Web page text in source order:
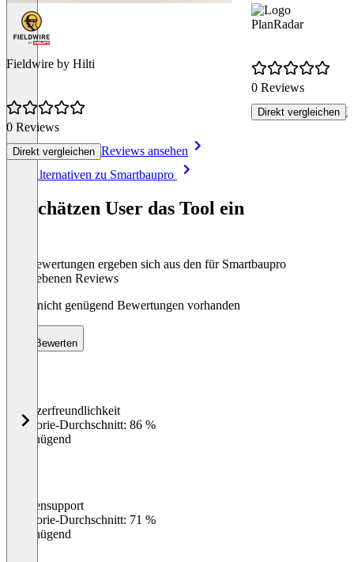
Fieldwire by Hilti
0 Reviews
Direkt vergleichen Reviews ansehen
PlanRadar
0 Reviews
Direkt vergleichen
Alle Alternativen zu Smartbaupro
So schätzen User das Tool ein
Die Bewertungen ergeben sich aus den für Smartbaupro
abgegebenen Reviews
Noch nicht genügend Bewertungen vorhanden
Bewerten
%
Benutzerfreundlichkeit
Kategorie-Durchschnitt: 86 %
Ungenügend
Kundensupport
Kategorie-Durchschnitt: 71 %
Ungenügend